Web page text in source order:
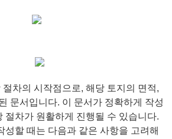
차의 시작점으로, 해당 토지의 면적,
문서입니다. 이 문서가 정확하게 작성
절차가 원활하게 진행될 수 있습니다.
성할 때는 다음과 같은 사항을 고려해